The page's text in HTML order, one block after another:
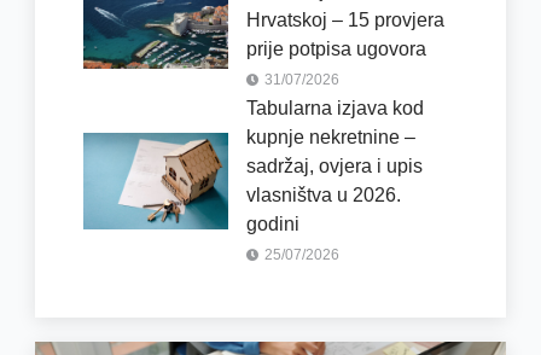
Hrvatskoj – 15 provjera
prije potpisa ugovora
31/07/2026
Tabularna izjava kod
kupnje nekretnine –
sadržaj, ovjera i upis
vlasništva u 2026.
godini
25/07/2026